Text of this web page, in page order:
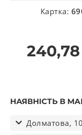
Картка:
240,78
НАЯВНІСТЬ В
Долматова,